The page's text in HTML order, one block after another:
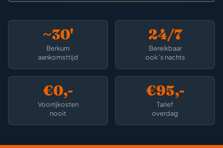
~30'
Berkum
aankomsttijd
24/7
Bereikbaar
ook 's nachts
€0,-
Voorrijkosten
nooit
€95,-
Tarief
overdag